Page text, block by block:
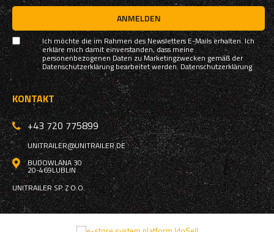
ANMELDEN
Ich möchte die im Rahmen des Newsletters E-Mails erhalten. Ich
erkläre mich damit einverstanden, dass meine
personenbezogenen Daten zu Marketingzwecken gemäß der
Datenschutzerklärung bearbeitet werden.Datenschutzerklärung
KONTAKT
+43 720 775899
UNITRAILER@UNITRAILER.DE
BUDOWLANA 30
20-469LUBLIN
UNITRAILER SP. Z O.O.